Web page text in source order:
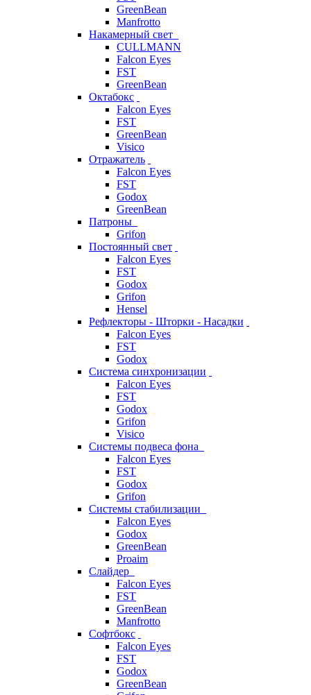
GreenBean
Manfrotto
Накамерный свет
CULLMANN
Falcon Eyes
FST
GreenBean
Октабокс
Falcon Eyes
FST
GreenBean
Visico
Отражатель
Falcon Eyes
FST
Godox
GreenBean
Патроны
Grifon
Постоянный свет
Falcon Eyes
FST
Godox
Grifon
Hensel
Рефлекторы - Шторки - Насадки
Falcon Eyes
FST
Godox
Система синхронизации
Falcon Eyes
FST
Godox
Grifon
Visico
Системы подвеса фона
Falcon Eyes
FST
Godox
Grifon
Системы стабилизации
Falcon Eyes
Godox
GreenBean
Proaim
Слайдер
Falcon Eyes
FST
GreenBean
Manfrotto
Софтбокс
Falcon Eyes
FST
Godox
GreenBean